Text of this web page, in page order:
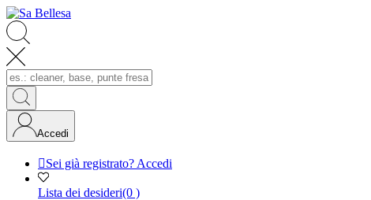
Accedi
Sei già registrato? Accedi
Lista dei desideri(0 )